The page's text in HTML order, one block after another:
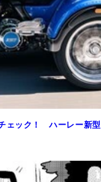
ェック！ ハーレー新型